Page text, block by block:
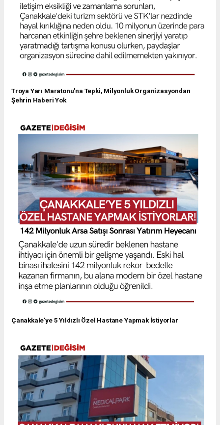
Troya Yarı Maratonu'na Tepki, Milyonluk Organizasyondan
Şehrin Haberi Yok
Çanakkale'ye 5 Yıldızlı Özel Hastane Yapmak İstiyorlar